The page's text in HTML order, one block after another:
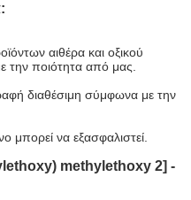
αιθέρα και οξικού
την ποιότητα από μας.
διαθέσιμη σύμφωνα με την
μπορεί να εξασφαλιστεί.
methylethoxy 2] -